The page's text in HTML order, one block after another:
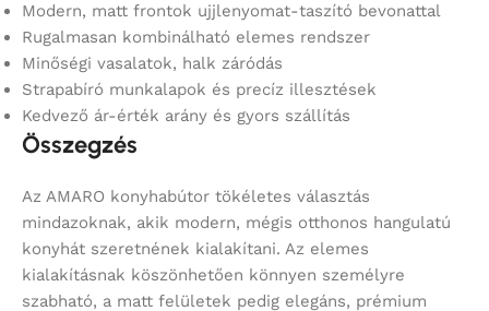
Modern, matt frontok ujjlenyomat-taszító bevonattal
Rugalmasan kombinálható elemes rendszer
Minőségi vasalatok, halk záródás
Strapabíró munkalapok és precíz illesztések
Kedvező ár-érték arány és gyors szállítás
Összegzés
Az AMARO konyhabútor tökéletes választás
mindazoknak, akik modern, mégis otthonos hangulatú
konyhát szeretnének kialakítani. Az elemes
kialakításnak köszönhetően könnyen személyre
szabható, a matt felületek pedig elegáns, prémium